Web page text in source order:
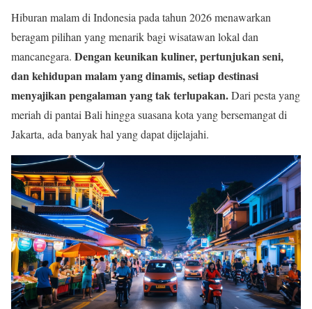
Hiburan malam di Indonesia pada tahun 2026 menawarkan
beragam pilihan yang menarik bagi wisatawan lokal dan
mancanegara. Dengan keunikan kuliner, pertunjukan seni,
dan kehidupan malam yang dinamis, setiap destinasi
menyajikan pengalaman yang tak terlupakan.Dari pesta yang
meriah di pantai Bali hingga suasana kota yang bersemangat di
Jakarta, ada banyak hal yang dapat dijelajahi.